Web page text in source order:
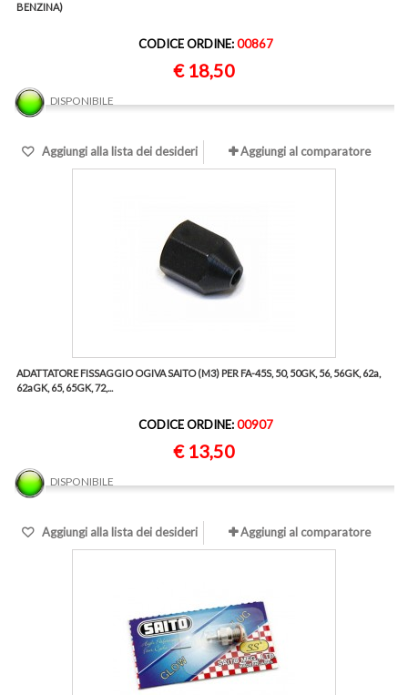
BENZINA)
CODICE ORDINE:00867
€ 18,50
DISPONIBILE
Aggiungi alla lista dei desideri Aggiungi al comparatore
ADATTATORE FISSAGGIO OGIVA SAITO (M3) PER FA-45S, 50, 50GK, 56, 56GK, 62a,
62aGK, 65, 65GK, 72,...
CODICE ORDINE:00907
€ 13,50
DISPONIBILE
Aggiungi alla lista dei desideri Aggiungi al comparatore